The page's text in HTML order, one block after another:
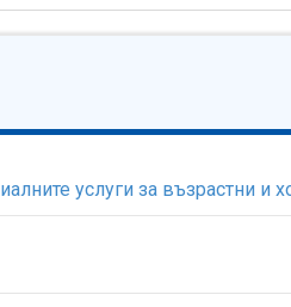
услуги за възрастни и